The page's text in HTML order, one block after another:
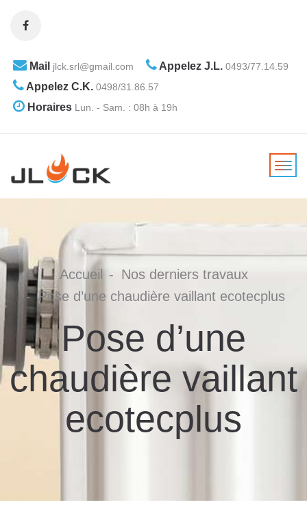
Mail jlck.srl@gmail.com Appelez J.L. 0493/77.14.59
Appelez C.K. 0498/31.86.57
Horaires Lun. - Sam. : 08h à 19h
Accueil
Nos derniers travaux
Pose d’une chaudière vaillant ecotecplus
Pose d’une
chaudière vaillant
ecotecplus